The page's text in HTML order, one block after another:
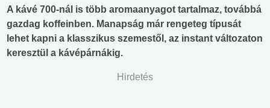
A kávé 700-nál is több aromaanyagot tartalmaz, továbbá
gazdag koffeinben. Manapság már rengeteg típusát
lehet kapni a klasszikus szemestől, az instant változaton
keresztül a kávépárnákig.
Hirdetés